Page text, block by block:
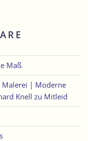
Maß
Malerei | Moderne
Knell zu Mitleid